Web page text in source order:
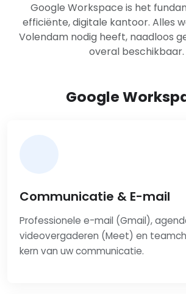
Google Workspace is het
efficiënte, digitale kantoor. Alles
Volendam nodig heeft, naadloos
overal beschikbaar.
Google
Communicatie & E-mail
Professionele e-mail (Gmail),
videovergaderen (Meet) en
kern van uw communicatie.